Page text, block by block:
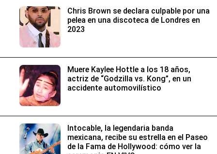
Chris Brown se declara culpable por una
pelea en una discoteca de Londres en
2023
Muere Kaylee Hottle a los 18 años,
actriz de “Godzilla vs. Kong”, en un
accidente automovilístico
Intocable, la legendaria banda
mexicana, recibe su estrella en el Paseo
de la Fama de Hollywood: cómo ver la